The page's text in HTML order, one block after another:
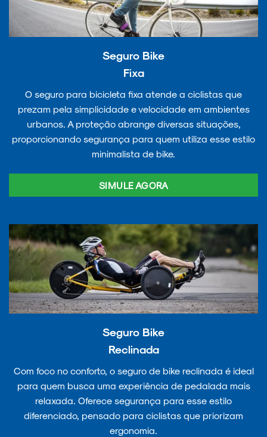
Seguro Bike
Fixa
O seguro para bicicleta fixa atende a ciclistas que
prezam pela simplicidade e velocidade em ambientes
urbanos. A proteção abrange diversas situações,
proporcionando segurança para quem utiliza esse estilo
minimalista de bike.
SIMULE AGORA
Seguro Bike
Reclinada
Com foco no conforto, o seguro de bike reclinada é ideal
para quem busca uma experiência de pedalada mais
relaxada. Oferece segurança para esse estilo
diferenciado, pensado para ciclistas que priorizam
ergonomia.